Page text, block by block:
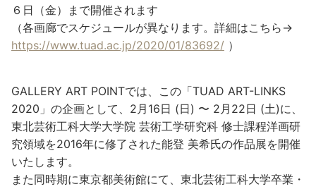
６日（金）まで開催されます
（各画廊でスケジュールが異なります。詳細はこちら→
https://www.tuad.ac.jp/2020/01/83692/ ）
GALLERY ART POINTでは、この「TUAD ART-LINKS
2020」の企画として、2月16日 (日) 〜 2月22日 (土)に、
東北芸術工科大学大学院 芸術工学研究科 修士課程洋画研
究領域を2016年に修了された能登 美希氏の作品展を開催
いたします。
また同時期に東京都美術館にて、東北芸術工科大学卒業・